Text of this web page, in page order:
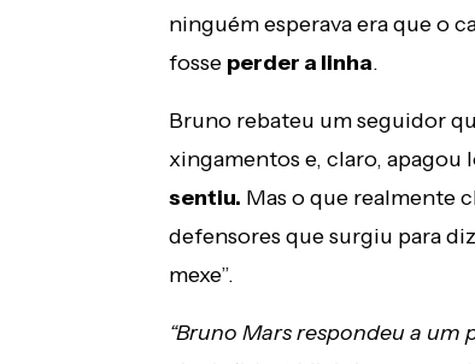
ninguém esperava era que o
fosse perder a linha.
Bruno rebateu um seguidor
xingamentos e, claro, apagou
sentiu. Mas o que realmente
defensores que surgiu para
mexe”.
“Bruno Mars respondeu a